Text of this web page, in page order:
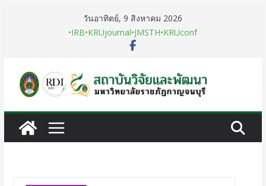
วันอาทิตย์, 9 สิงหาคม 2026
•IRB•KRUjournal•JMSTH•KRUconf